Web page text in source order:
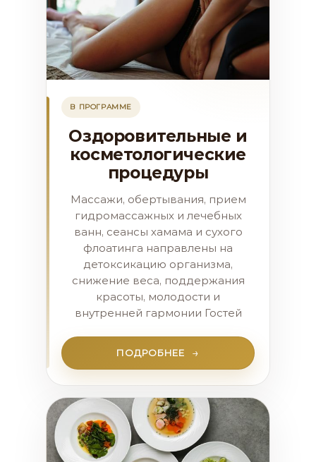
В ПРОГРАММЕ
Оздоровительные и
косметологические
процедуры
Массажи, обертывания, прием
гидромассажных и лечебных
ванн, сеансы хамама и сухого
флоатинга направлены на
детоксикацию организма,
снижение веса, поддержания
красоты, молодости и
внутренней гармонии Гостей
ПОДРОБНЕЕ